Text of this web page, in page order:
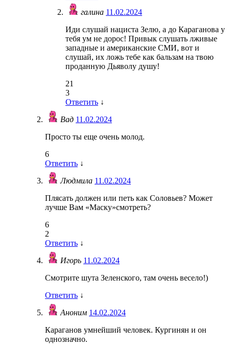
галина 11.02.2024
Иди слушай нациста Зелю, а до Караганова у
тебя ум не дорос! Привык слушать лживые
западные и американские СМИ, вот и
слушай, их ложь тебе как бальзам на твою
проданную Дьяволу душу!
21
3
Ответить ↓
Вад 11.02.2024
Просто ты еще очень молод.
6
Ответить ↓
Людмила 11.02.2024
Плясать должен или петь как Соловьев? Может
лучше Вам «Маску»смотреть?
6
2
Ответить ↓
Игорь 11.02.2024
Смотрите шута Зеленского, там очень весело!)
Ответить ↓
Аноним 14.02.2024
Караганов умнейший человек. Кургинян и он
однозначно.